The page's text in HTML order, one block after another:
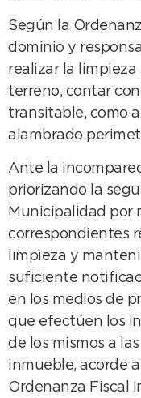
Según la
dominio y
realizar la
terreno, contar
transitable, como
alambrado
Ante la
priorizando la
Municipalidad por
correspondientes
limpieza y
suficiente
en los medios de
que efectúen los
de los mismos a
inmueble, acorde
Ordenanza Fiscal